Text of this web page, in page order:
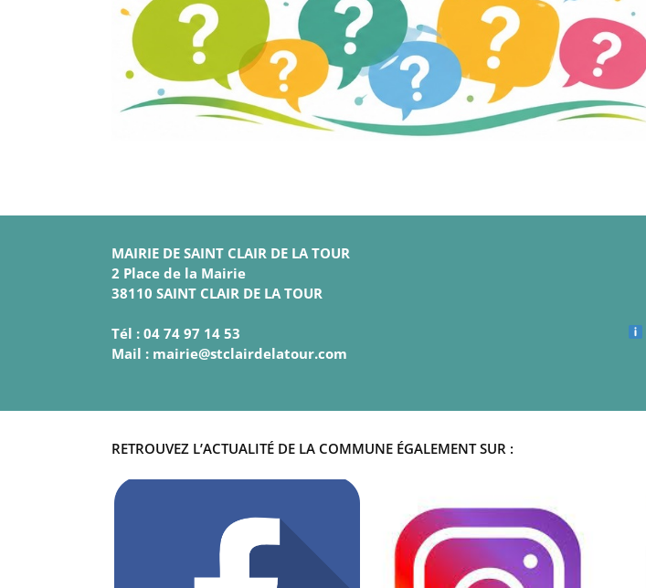
MAIRIE DE SAINT CLAIR DE LA TOUR
2 Place de la Mairie
38110 SAINT CLAIR DE LA TOUR
Tél : 04 74 97 14 53
Mail : mairie@stclairdelatour.com
RETROUVEZ L’ACTUALITÉ DE LA COMMUNE ÉGALEMENT SUR :